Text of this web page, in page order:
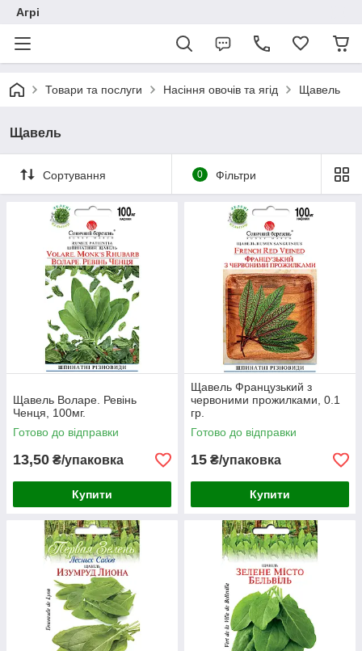
Агрі
Товари та послуги Насіння овочів та ягід Щавель
Щавель
Сортування 0 Фільтри
Щавель Воларе. Ревінь
Ченця, 100мг.
Готово до відправки
13,50 ₴/упаковка
Купити
Щавель Французький з
червоними прожилками, 0.1
гр.
Готово до відправки
15 ₴/упаковка
Купити